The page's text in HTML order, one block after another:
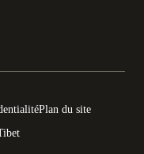
Plan du site